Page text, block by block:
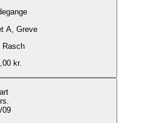
A, Greve
Rasch
kr.
09